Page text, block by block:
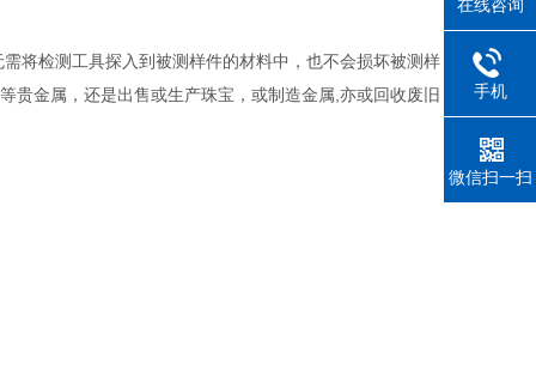
将检测工具探入到被测样件的材料中，也不会损坏被测样
贵金属，还是出售或生产珠宝，或制造金属,亦或回收废旧
在线咨询
手机
微信扫一扫